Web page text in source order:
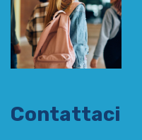
Contattaci